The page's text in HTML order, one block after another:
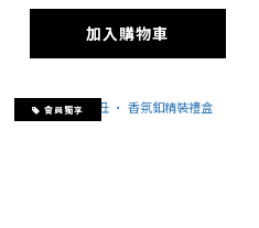
加入購物車
會員獨享